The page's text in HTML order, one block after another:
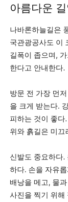
아름다운
나바론하늘길은
국관광공사도 이
길폭이 좁으며,
한다고 안내한다.
방문 전 가장 먼
을 크게 받는다.
피하는 것이 좋
위와 흙길은 미끄
신발도 중요하다
하다. 손을 자유
배낭을 메고, 물
사진을 찍기 위해